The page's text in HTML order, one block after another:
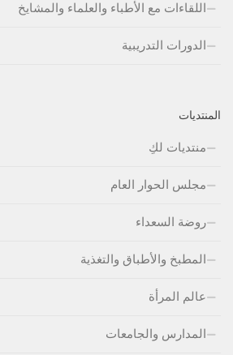
اللقاءات مع الأطباء والعلماء والمشايخ
الدورات التدريبية
المنتديات
منتديات لكِ
مجلس الحوار العام
روضة السعداء
المطبخ والأطباق والتغذية
عالم المرأة
المدارس والجامعات